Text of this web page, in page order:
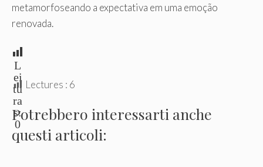
metamorfoseando a expectativa em uma emoção
renovada.
L
ei
tu
ra
s:
0
Lectures : 6
Potrebbero interessarti anche
questi articoli: